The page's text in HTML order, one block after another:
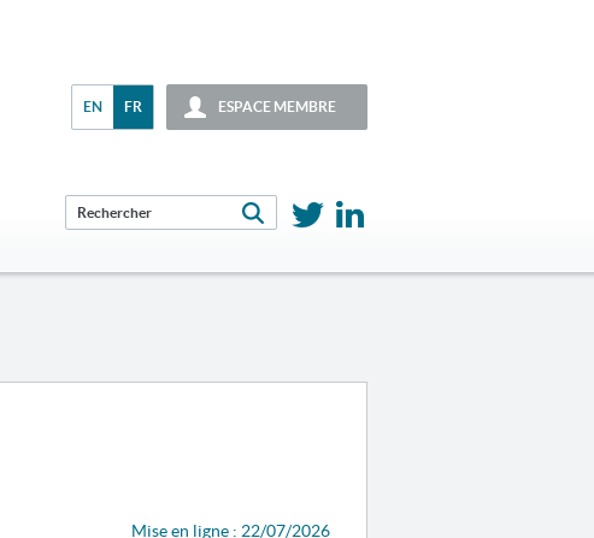
ESPACE MEMBRE
EN FR
Mise en ligne : 22/07/2026